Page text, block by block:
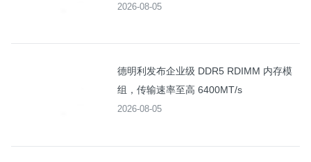
2026-08-05
德明利发布企业级 DDR5 RDIMM 内存模
组，传输速率至高 6400MT/s
2026-08-05